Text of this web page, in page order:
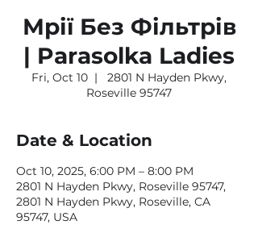
Мрії Без Фільтрів
| Parasolka Ladies
Fri, Oct 10
  |
2801 N Hayden Pkwy,
Roseville 95747
Date & Location
Oct 10, 2025, 6:00 PM – 8:00 PM
2801 N Hayden Pkwy, Roseville 95747,
2801 N Hayden Pkwy, Roseville, CA
95747, USA